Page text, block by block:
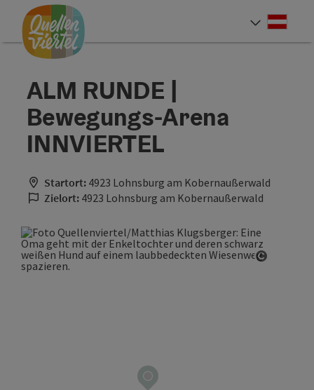
Zum Inhalt
Zur Navigation
Zum Seitenanfang
ALM RUNDE |
Bewegungs-Arena
INNVIERTEL
Startort: 4923 Lohnsburg am Kobernaußerwald
Zielort: 4923 Lohnsburg am Kobernaußerwald